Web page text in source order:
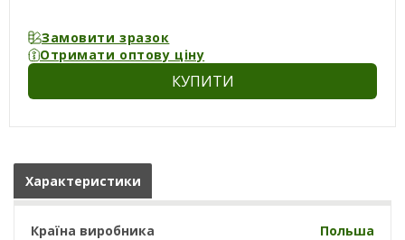
Замовити зразок
Отримати оптову ціну
КУПИТИ
Характеристики
Країна виробника Польша